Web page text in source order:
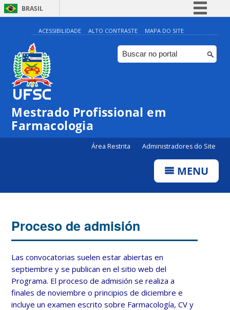
BRASIL
Simplifique!
Comunica BR
Participe
Canais
ACESSIBILIDADE ALTO CONTRASTE MAPA DO SITE
Mestrado Profissional em
Farmacologia
Área Restrita Administradores do Site
MENU
Proceso de admisión
Las convocatorias suelen estar abiertas en
septiembre y se publican en el sitio web del
Programa. El proceso de admisión se realiza a
finales de noviembre o principios de diciembre e
incluye un examen escrito sobre Farmacología, CV y